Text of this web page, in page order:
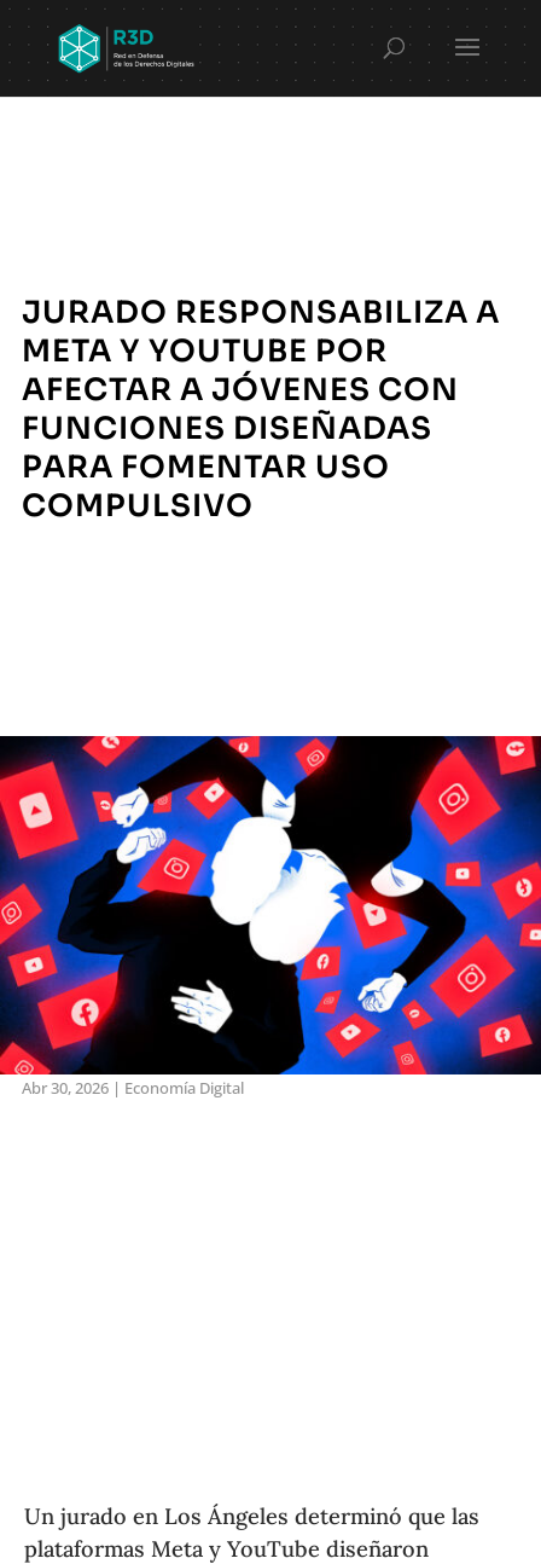
JURADO RESPONSABILIZA A
META Y YOUTUBE POR
AFECTAR A JÓVENES CON
FUNCIONES DISEÑADAS
PARA FOMENTAR USO
COMPULSIVO
Abr 30, 2026| Economía Digital
Un jurado en Los Ángeles determinó que las
plataformas Meta y YouTube diseñaron